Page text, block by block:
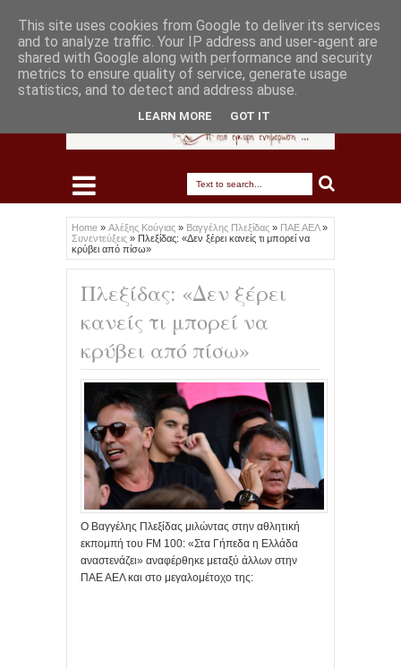
Home » Αλέξης Κούγιας » Βαγγέλης Πλεξίδας » ΠΑΕ ΑΕΛ»
Συνεντεύξεις » Πλεξίδας: «Δεν ξέρει κανείς τι μπορεί να
κρύβει από πίσω»
Πλεξίδας: «Δεν ξέρει
κανείς τι μπορεί να
κρύβει από πίσω»
Ο Βαγγέλης Πλεξίδας μιλώντας στην αθλητική
εκπομπή του FM 100: «Στα Γήπεδα η Ελλάδα
αναστενάζει» αναφέρθηκε μεταξύ άλλων στην
ΠΑΕ ΑΕΛ και στο μεγαλομέτοχο της:
This site uses cookies from Google to deliver its services
and to analyze traffic. Your IP address and user-agent are
shared with Google along with performance and security
metrics to ensure quality of service, generate usage
statistics, and to detect and address abuse.
LEARN MORE GOT IT